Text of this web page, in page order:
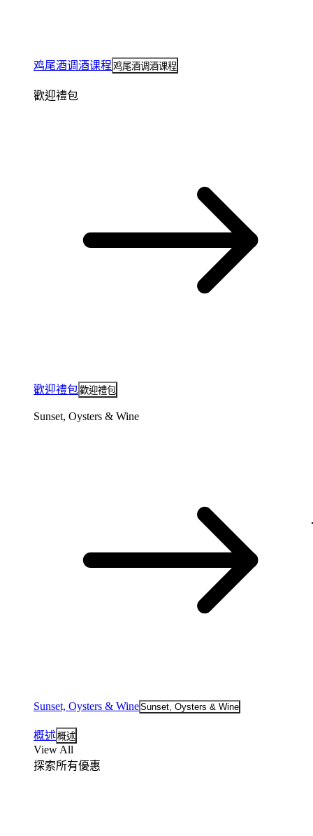
鸡尾酒调酒课程 鸡尾酒调酒课程
歡迎禮包
歡迎禮包歡迎禮包
Sunset, Oysters & Wine
Sunset, Oysters & WineSunset, Oysters & Wine
概述概述
View All
探索所有優惠